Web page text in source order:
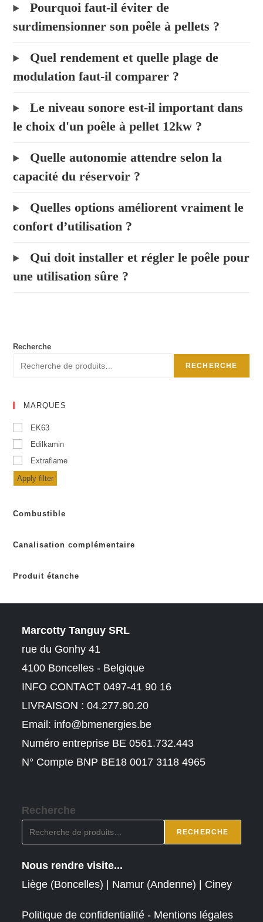
Pourquoi faut-il éviter de
surdimensionner son poêle à pellets ?
Quel rendement et quelle plage de
modulation faut-il comparer ?
Le niveau sonore est-il important dans
le choix d'un poêle à pellet 12kw ?
Quelle autonomie attendre selon la
capacité du réservoir ?
Quelles options améliorent vraiment le
confort d’utilisation ?
Qui doit installer et régler le poêle pour
une utilisation sûre ?
Recherche
RECHERCHE
MARQUES
EK63
Edilkamin
Extraflame
Apply filter
Combustible
Canalisation complémentaire
Produit étanche
Marcotty Tanguy SRL
rue du Gonhy 41
4100 Boncelles - Belgique
INFO CONTACT 0497-41 90 16
LIVRAISON : 04.277.90.20
Email: info@bmenergies.be
Numéro entreprise BE 0561.732.443
N° Compte BNP BE18 0017 3118 4965
Recherche
RECHERCHE
Nous rendre visite...
Liège (Boncelles) | Namur (Andenne) | Ciney
Politique de confidentialité - Mentions légales